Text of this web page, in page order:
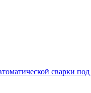
сварки